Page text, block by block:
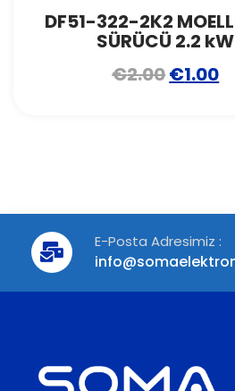
DF51-322-2K2
SÜRÜCÜ 2.2 kW
€2.00€1.00
E-Posta Adresimiz :